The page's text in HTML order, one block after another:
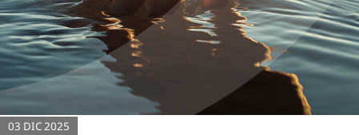
03 DIC 2025